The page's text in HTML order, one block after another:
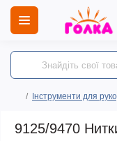
Інструменти для
9125/9470